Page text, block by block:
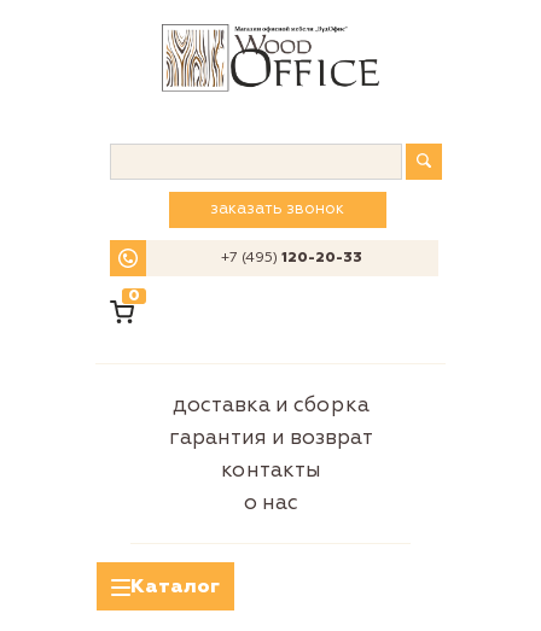
заказать звонок
+7 (495)120-20-33
0
доставка и сборка
гарантия и возврат
контакты
о нас
Каталог